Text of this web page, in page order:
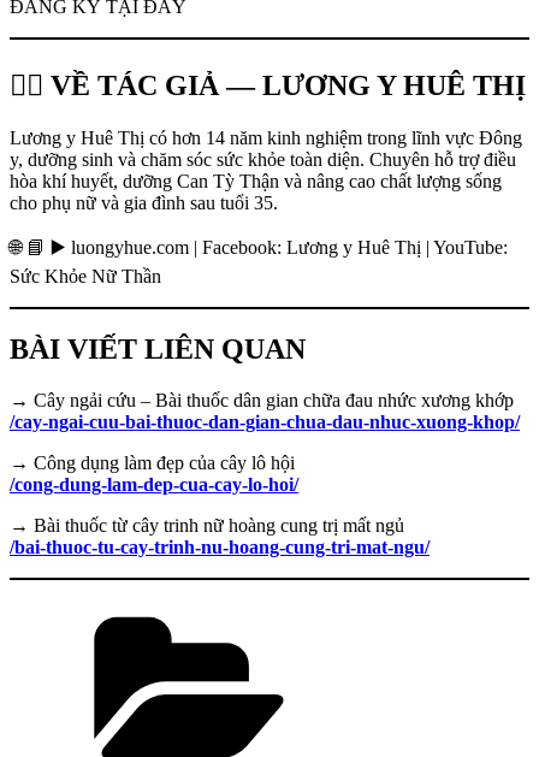
ĐĂNG KÝ TẠI ĐÂY
👩‍⚕️ VỀ TÁC GIẢ — LƯƠNG Y HUÊ THỊ
Lương y Huê Thị có hơn 14 năm kinh nghiệm trong lĩnh vực Đông
y, dưỡng sinh và chăm sóc sức khỏe toàn diện. Chuyên hỗ trợ điều
hòa khí huyết, dưỡng Can Tỳ Thận và nâng cao chất lượng sống
cho phụ nữ và gia đình sau tuổi 35.
🌐 📘 ▶️ luongyhue.com | Facebook: Lương y Huê Thị | YouTube:
Sức Khỏe Nữ Thần
BÀI VIẾT LIÊN QUAN
→ Cây ngải cứu – Bài thuốc dân gian chữa đau nhức xương khớp
/cay-ngai-cuu-bai-thuoc-dan-gian-chua-dau-nhuc-xuong-khop/
→ Công dụng làm đẹp của cây lô hội
/cong-dung-lam-dep-cua-cay-lo-hoi/
→ Bài thuốc từ cây trinh nữ hoàng cung trị mất ngủ
/bai-thuoc-tu-cay-trinh-nu-hoang-cung-tri-mat-ngu/